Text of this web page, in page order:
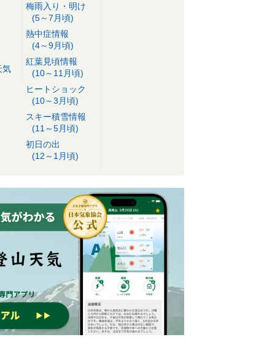
気
梅雨入り・明け
(5～7月頃)
熱中症情報
(4～9月頃)
紅葉見頃情報
(10～11月頃)
ヒートショック
(10～3月頃)
スキー積雪情報
(11～5月頃)
初日の出
(12～1月頃)